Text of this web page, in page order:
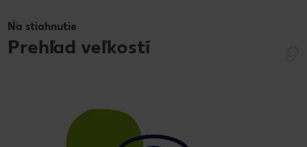
Na stiahnutie
Prehľad veľkostí